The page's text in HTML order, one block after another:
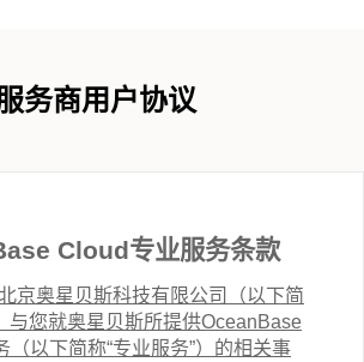
务商用户协议
Cloud专业服务条款
京奥星贝斯科技有限公司（以下简
与您就奥星贝斯所提供OceanBase
（以下简称“专业服务”）的相关事